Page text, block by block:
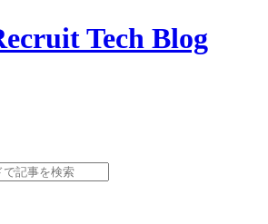
Tech Blog